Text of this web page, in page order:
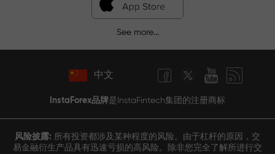
See more...
中文
InstaForex品牌是InstaFintech集团的注册商标
风险披露: 所有投资都涉及某种程度的风险。由于杠杆的原因，交
易金融衍生产品具有迅速亏损的高风险。除非您完全了解所进行交